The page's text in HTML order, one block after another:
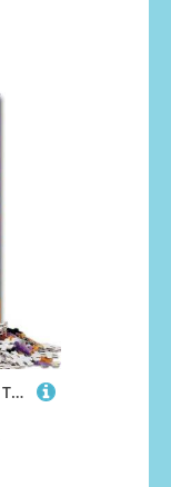
Puzzle für Erwachsene, 1000 Teile, Halloween-Katze, 1000 Teile, Puzzle für Erwachsene, Geschenk, DIY-Spaß, geeignet für die Dekoration von Zuhause, Wohnzimmer, Büro (Größe 50x75cm)